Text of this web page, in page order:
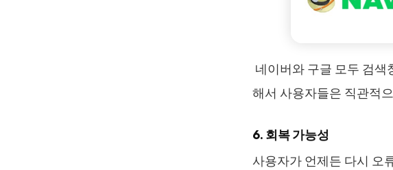
네이버와 구글 모두 검색
해서 사용자들은 직관적
6. 회복 가능성
사용자가 언제든 다시 오